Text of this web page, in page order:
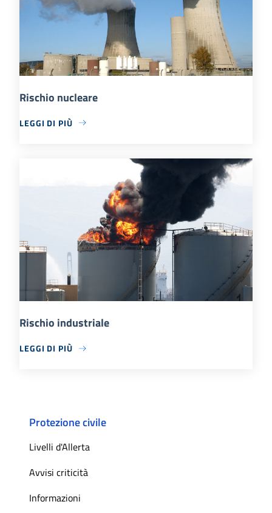
Rischio nucleare
LEGGI DI PIÙ
Rischio industriale
LEGGI DI PIÙ
Protezione civile
Livelli d'Allerta
Avvisi criticità
Informazioni